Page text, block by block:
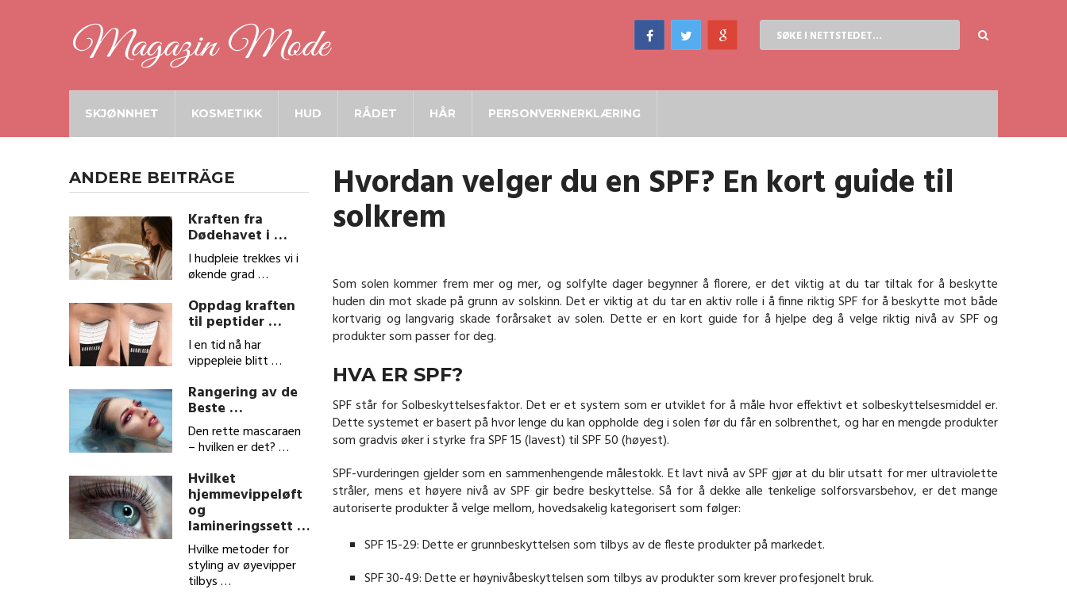
SKJØNNHET KOSMETIKK HUD RÅDET HÅR PERSONVERNERKLÆRING
Hvordan velger du en SPF? En kort guide til
solkrem
Som solen kommer frem mer og mer, og solfylte dager begynner å florere, er det viktig at du tar tiltak for å beskytte
huden din mot skade på grunn av solskinn. Det er viktig at du tar en aktiv rolle i å finne riktig SPF for å beskytte mot både
kortvarig og langvarig skade forårsaket av solen. Dette er en kort guide for å hjelpe deg å velge riktig nivå av SPF og
produkter som passer for deg.
HVA ER SPF?
SPF står for Solbeskyttelsesfaktor. Det er et system som er utviklet for å måle hvor effektivt et solbeskyttelsesmiddel er.
Dette systemet er basert på hvor lenge du kan oppholde deg i solen før du får en solbrenthet, og har en mengde produkter
som gradvis øker i styrke fra SPF 15 (lavest) til SPF 50 (høyest).
SPF-vurderingen gjelder som en sammenhengende målestokk. Et lavt nivå av SPF gjør at du blir utsatt for mer ultraviolette
stråler, mens et høyere nivå av SPF gir bedre beskyttelse. Så for å dekke alle tenkelige solforsvarsbehov, er det mange
autoriserte produkter å velge mellom, hovedsakelig kategorisert som følger:
SPF 15-29: Dette er grunnbeskyttelsen som tilbys av de fleste produkter på markedet.
SPF 30-49: Dette er høynivåbeskyttelsen som tilbys av produkter som krever profesjonelt bruk.
ANDERE BEITRÄGE
Kraften fra
Dødehavet i …
I hudpleie trekkes vi i
økende grad …
Oppdag kraften
til peptider …
I en tid nå har
vippepleie blitt …
Rangering av de
Beste …
Den rette mascaraen
– hvilken er det? …
Hvilket
hjemmevippeløft
og
lamineringssett …
Hvilke metoder for
styling av øyevipper
tilbys …